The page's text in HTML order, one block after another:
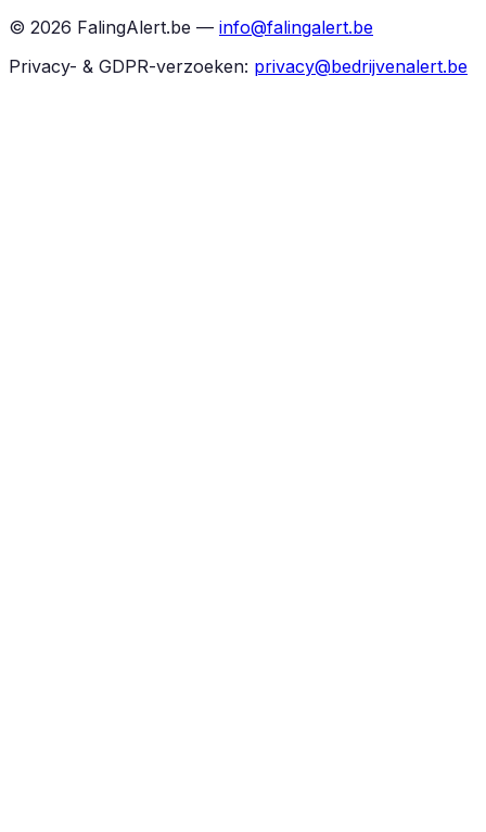
© 2026 FalingAlert.be — info@falingalert.be
Privacy- & GDPR-verzoeken: privacy@bedrijvenalert.be